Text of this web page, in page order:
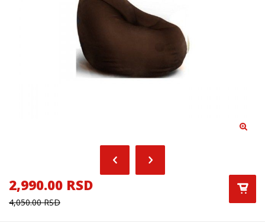
2,990.00 RSD
4,050.00 RSD